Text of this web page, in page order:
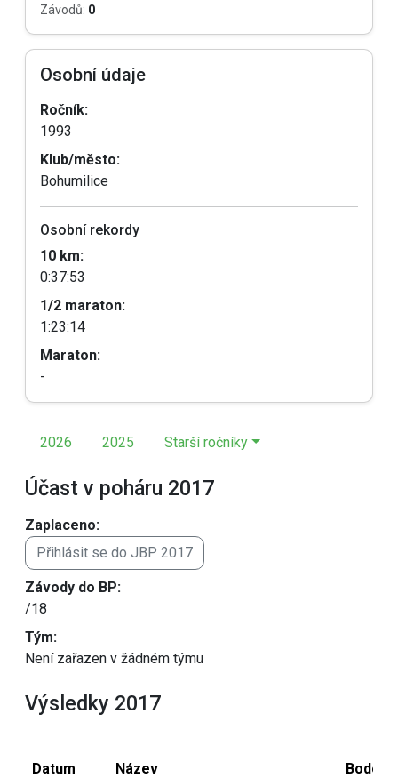
Závodů: 0
Osobní údaje
Ročník:
1993
Klub/město:
Bohumilice
Osobní rekordy
10 km:
0:37:53
1/2 maraton:
1:23:14
Maraton:
-
2026 2025 Starší ročníky
Účast v poháru 2017
Zaplaceno:
Přihlásit se do JBP 2017
Závody do BP:
/18
Tým:
Není zařazen v žádném týmu
Výsledky 2017
Datum Název